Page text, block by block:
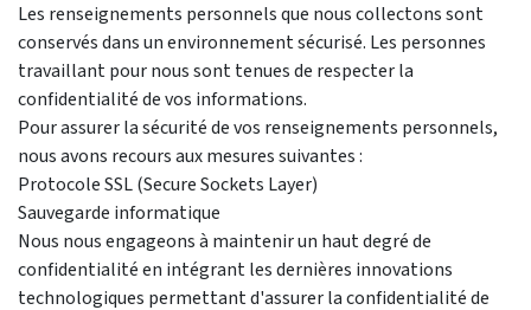
Les renseignements personnels que nous collectons sont
conservés dans un environnement sécurisé. Les personnes
travaillant pour nous sont tenues de respecter la
confidentialité de vos informations.
Pour assurer la sécurité de vos renseignements personnels,
nous avons recours aux mesures suivantes :
Protocole SSL (Secure Sockets Layer)
Sauvegarde informatique
Nous nous engageons à maintenir un haut degré de
confidentialité en intégrant les dernières innovations
technologiques permettant d'assurer la confidentialité de